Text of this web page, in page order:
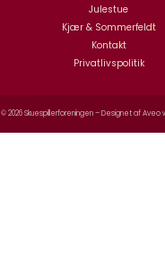
Julestue
Kjær & Sommerfeldt
Kontakt
Privatlivspolitik
© 2026 Skuespillerforeningen – Designet afAveo